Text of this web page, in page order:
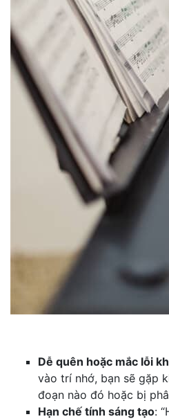
Dễ quên hoặc mắc lỗi
vào trí nhớ, bạn sẽ gặp
đoạn nào đó hoặc bị
Hạn chế tính sáng tạo: